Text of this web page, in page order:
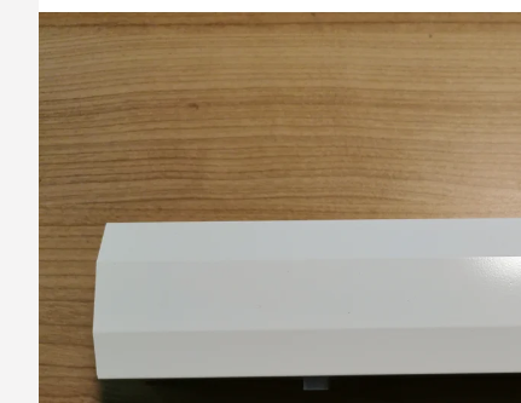
Díly pro sítě
Doplňky a další
Výprodej
AKCE
Opravy oken z
Horolezecky /
Garantované